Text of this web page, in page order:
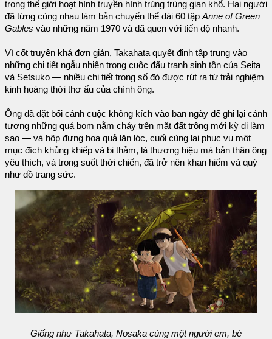
trong thế giới hoạt hình truyền hình trùng trùng gian khổ. Hai người
đã từng cùng nhau làm bản chuyển thể dài 60 tập Anne of Green
Gables vào những năm 1970 và đã quen với tiến độ nhanh.
Vì cốt truyện khá đơn giản, Takahata quyết định tập trung vào
những chi tiết ngẫu nhiên trong cuộc đấu tranh sinh tồn của Seita
và Setsuko — nhiều chi tiết trong số đó được rút ra từ trải nghiệm
kinh hoàng thời thơ ấu của chính ông.
Ông đã đặt bối cảnh cuộc không kích vào ban ngày để ghi lại cảnh
tượng những quả bom nằm cháy trên mặt đất trông mới kỳ dị làm
sao — và hộp đựng hoa quả lăn lóc, cuối cùng lại phục vụ một
mục đích khủng khiếp và bi thảm, là thương hiệu mà bản thân ông
yêu thích, và trong suốt thời chiến, đã trở nên khan hiếm và quý
như đồ trang sức.
Giống như Takahata, Nosaka cùng một người em, bé